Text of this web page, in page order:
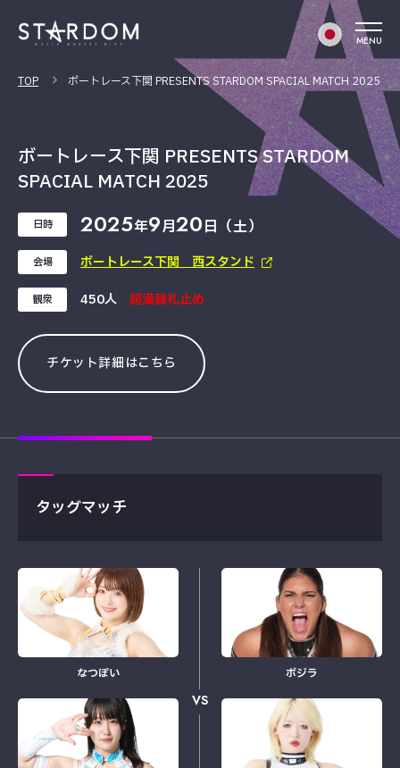
MENU
TOP ボートレース下関 PRESENTS STARDOM SPACIAL MATCH 2025
ボートレース下関 PRESENTS STARDOM
SPACIAL MATCH 2025
日時 2025年9月20日（土）
会場 ボートレース下関 西スタンド
観衆 450人 超満員札止め
チケット詳細はこちら
タッグマッチ
なつぽい
VS
ボジラ